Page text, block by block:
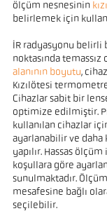
ölçüm nesnesinin
belirlemek için
IR radyasyonu belirli
noktasında
alanının boyutu,
Kızılötesi
Cihazlar sabit bir
optimize edilmiştir.
kullanılan cihazlar
ayarlanabilir ve daha
yapılır. Hassas
koşullara göre
sunulmaktadır.
mesafesine bağlı
seçilebilir.